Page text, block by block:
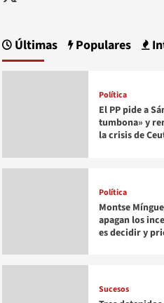
Últimas Populares
Política
El PP pide a
tumbona» y
la crisis de
Política
Montse
apagan los
es decidir y
Sucesos